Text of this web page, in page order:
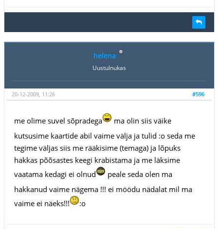
helena
Uustulnukas
#596
20-12-2009, 11:26
me olime suvel sõpradega
ma olin siis väike
kutsusime kaartide abil vaime välja ja tulid :o seda me
tegime väljas siis me rääkisime (temaga) ja lõpuks
hakkas põõsastes keegi krabistama ja me läksime
vaatama kedagi ei olnud
peale seda olen ma
hakkanud vaime nägema !!! ei möödu nädalat mil ma
vaime ei näeks!!!
:o